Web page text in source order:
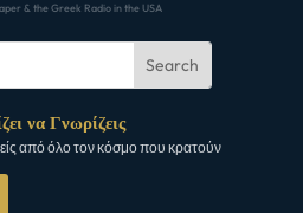
& the Greek Radio in the USA
να Γνωρίζεις
από όλο τον κόσμο που κρατούν